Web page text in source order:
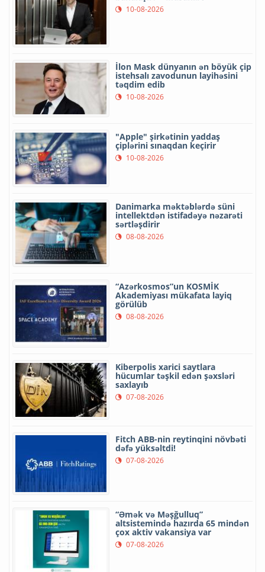
10-08-2026
İlon Mask dünyanın ən böyük çip
istehsalı zavodunun layihəsini
təqdim edib
10-08-2026
"Apple" şirkətinin yaddaş
çiplərini sınaqdan keçirir
10-08-2026
Danimarka məktəblərdə süni
intellektdən istifadəyə nəzarəti
sərtləşdirir
08-08-2026
“Azərkosmos”un KOSMİK
Akademiyası mükafata layiq
görülüb
08-08-2026
Kiberpolis xarici saytlara
hücumlar təşkil edən şəxsləri
saxlayıb
07-08-2026
Fitch ABB-nin reytinqini növbəti
dəfə yüksəltdi!
07-08-2026
“Əmək və Məşğulluq”
altsistemində hazırda 65 mindən
çox aktiv vakansiya var
07-08-2026